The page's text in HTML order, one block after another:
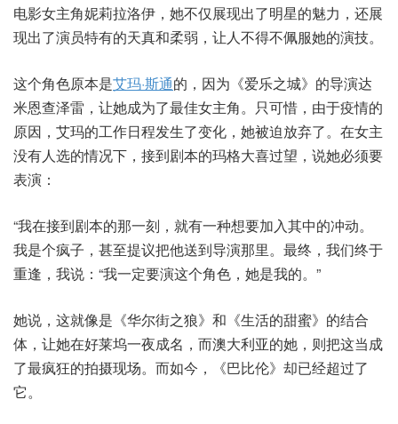
电影女主角妮莉拉洛伊，她不仅展现出了明星的魅力，还展
现出了演员特有的天真和柔弱，让人不得不佩服她的演技。
这个角色原本是艾玛·斯通的，因为《爱乐之城》的导演达
米恩查泽雷，让她成为了最佳女主角。只可惜，由于疫情的
原因，艾玛的工作日程发生了变化，她被迫放弃了。在女主
没有人选的情况下，接到剧本的玛格大喜过望，说她必须要
表演：
“我在接到剧本的那一刻，就有一种想要加入其中的冲动。
我是个疯子，甚至提议把他送到导演那里。最终，我们终于
重逢，我说：“我一定要演这个角色，她是我的。”
她说，这就像是《华尔街之狼》和《生活的甜蜜》的结合
体，让她在好莱坞一夜成名，而澳大利亚的她，则把这当成
了最疯狂的拍摄现场。而如今，《巴比伦》却已经超过了
它。